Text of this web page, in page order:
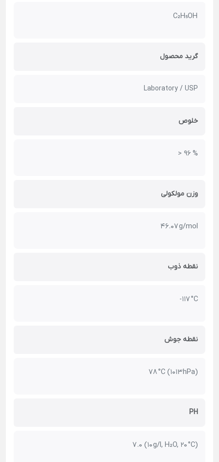
C₂H₅OH
گرید محصول
Laboratory / USP
خلوص
> 96 %
وزن مولکولی
46.07 g/mol
نقطه ذوب
-117 °C
نقطه جوش
78 °C (1013 hPa)
PH
7.0 (10 g/l, H₂O, 20 °C)